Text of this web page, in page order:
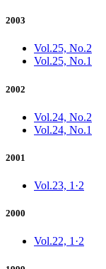
2003
Vol.25, No.2
Vol.25, No.1
2002
Vol.24, No.2
Vol.24, No.1
2001
Vol.23, 1·2
2000
Vol.22, 1·2